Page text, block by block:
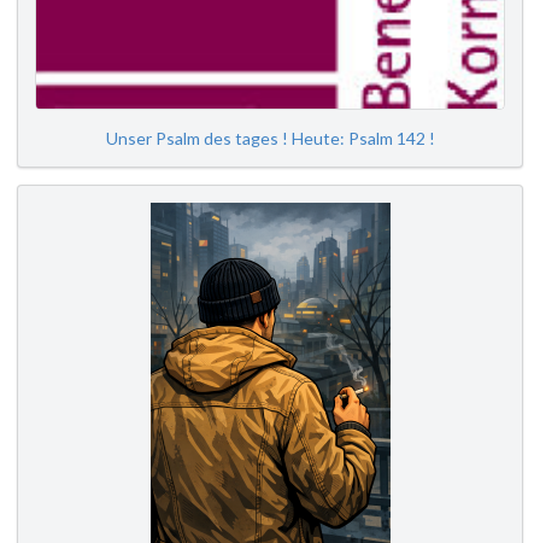
Unser Psalm des tages ! Heute: Psalm 142 !